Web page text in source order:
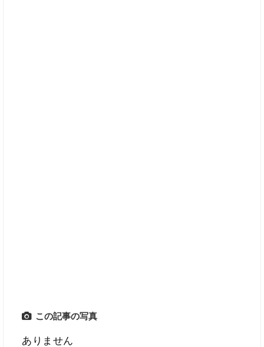
この記事の写真
ありません